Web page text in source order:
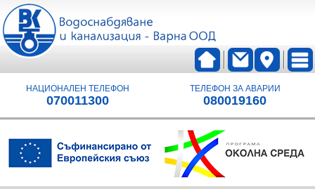
НАЦИОНАЛЕН ТЕЛЕФОН
070011300
ТЕЛЕФОН ЗА АВАРИИ
080019160